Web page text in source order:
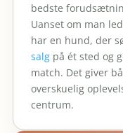
bedste
Uanset om man
har en hund, der
salgpå ét sted og
match. Det giver
overskuelig
centrum.